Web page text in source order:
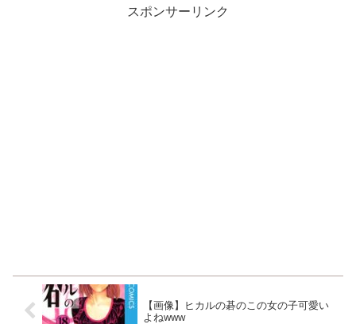
スポンサーリンク
【画像】ヒカルの碁のこの女の子可愛い
よねwww